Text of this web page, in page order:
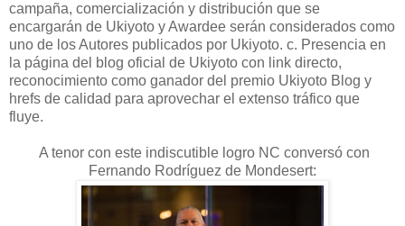
campaña, comercialización y distribución que se
encargarán de Ukiyoto y Awardee serán considerados como
uno de los Autores publicados por Ukiyoto. c. Presencia en
la página del blog oficial de Ukiyoto con link directo,
reconocimiento como ganador del premio Ukiyoto Blog y
hrefs de calidad para aprovechar el extenso tráfico que
fluye.
A tenor con este indiscutible logro NC conversó con
Fernando Rodríguez de Mondesert: